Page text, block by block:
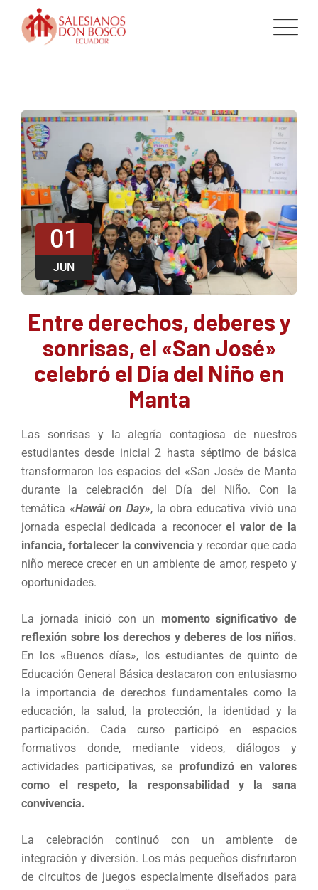
01
JUN
Entre derechos, deberes y
sonrisas, el «San José»
celebró el Día del Niño en
Manta
Las sonrisas y la alegría contagiosa de nuestros
estudiantes desde inicial 2 hasta séptimo de básica
transformaron los espacios del «San José» de Manta
durante la celebración del Día del Niño. Con la
temática «Hawái on Day», la obra educativa vivió una
jornada especial dedicada a reconocerel valor de la
infancia, fortalecer la convivencia y recordar que cada
niño merece crecer en un ambiente de amor, respeto y
oportunidades.
La jornada inició con un momento significativo de
reflexión sobre los derechos y deberes de los niños.
En los «Buenos días», los estudiantes de quinto de
Educación General Básica destacaron con entusiasmo
la importancia de derechos fundamentales como la
educación, la salud, la protección, la identidad y la
participación. Cada curso participó en espacios
formativos donde, mediante videos, diálogos y
actividades participativas, se profundizó en valores
como el respeto, la responsabilidad y la sana
convivencia.
La celebración continuó con un ambiente de
integración y diversión. Los más pequeños disfrutaron
de circuitos de juegos especialmente diseñados para